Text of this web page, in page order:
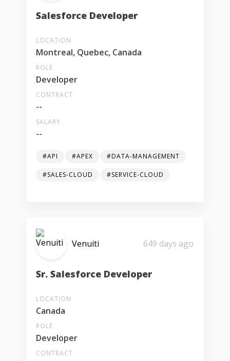
Salesforce Developer
LOCATION
Montreal, Quebec, Canada
ROLE
Developer
CONTRACT
--
SALARY
--
#API #APEX #DATA-MANAGEMENT
#SALES-CLOUD #SERVICE-CLOUD
Venuiti 649 days ago
Sr. Salesforce Developer
LOCATION
Canada
ROLE
Developer
CONTRACT